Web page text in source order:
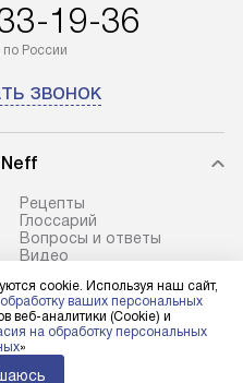
гарантия в
предполагают
к водопроводу,
точке слива, в
19-36
по России
звонок
Рецепты
Глоссарий
Вопросы и ответы
Видео
Контакты
Сайты-партнеры
сетях
cookie. Используя наш сайт,
ваших персональных
веб-аналитики (Cookie) и
на обработку персональных
»